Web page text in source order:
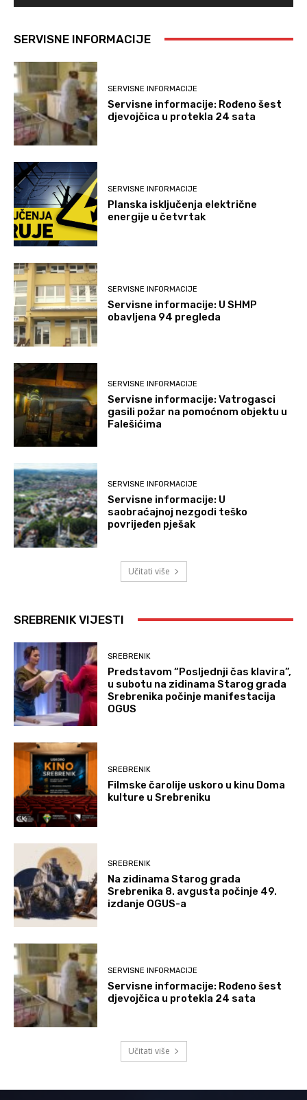
SERVISNE INFORMACIJE
SERVISNE INFORMACIJE
Servisne informacije: Rođeno šest
djevojčica u protekla 24 sata
SERVISNE INFORMACIJE
Planska isključenja električne
energije u četvrtak
SERVISNE INFORMACIJE
Servisne informacije: U SHMP
obavljena 94 pregleda
SERVISNE INFORMACIJE
Servisne informacije: Vatrogasci
gasili požar na pomoćnom objektu u
Falešićima
SERVISNE INFORMACIJE
Servisne informacije: U
saobraćajnoj nezgodi teško
povrijeđen pješak
Učitati više
SREBRENIK VIJESTI
SREBRENIK
Predstavom “Posljednji čas klavira”,
u subotu na zidinama Starog grada
Srebrenika počinje manifestacija
OGUS
SREBRENIK
Filmske čarolije uskoro u kinu Doma
kulture u Srebreniku
SREBRENIK
Na zidinama Starog grada
Srebrenika 8. avgusta počinje 49.
izdanje OGUS-a
SERVISNE INFORMACIJE
Servisne informacije: Rođeno šest
djevojčica u protekla 24 sata
Učitati više